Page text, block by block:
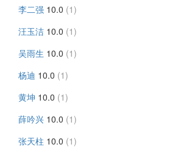
李二强 10.0 (1)
汪玉洁 10.0 (1)
吴雨生 10.0 (1)
杨迪 10.0 (1)
黄坤 10.0 (1)
薛吟兴 10.0 (1)
张天柱 10.0 (1)